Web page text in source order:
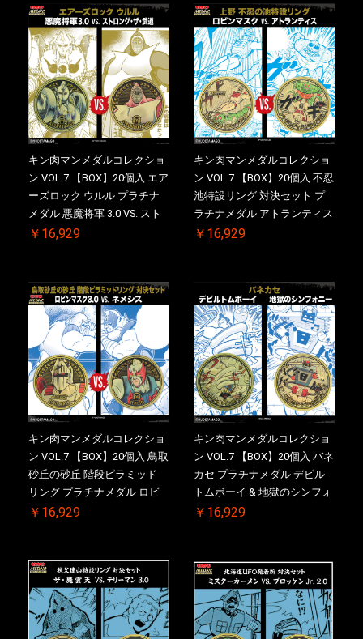
【二次受注分】2026/10/30 一
斉出荷予定
【二次受注分】2026/10/30 一
斉出荷予定
キン肉マンメダルコレクショ
ン VOL.7 【BOX】20個入 エア
ーズロック ウルル プラチナ
メダル 悪魔将軍 3.0 VS. スト
ロング・ザ・武道【初回購入
2026/10/30 一斉出荷予定
￥16,929
キン肉マンメダルコレクショ
ン VOL.7 【BOX】20個入 不忍
池特設リング 対決セット プ
ラチナメダル アトランティス
ドライバー VS.ネックカット
メダル(非売品)付
￥16,929
キン肉マンメダルコレクショ
ン VOL.7 【BOX】20個入 鳥取
砂丘の砂丘 階段ピラミッド
リング プラチナメダル ロビ
ンマスク VS.ネメシス 【初回
2026/10/30 一斉出荷予定
￥16,929
キン肉マンメダルコレクショ
ン VOL.7 【BOX】20個入 バネ
カセ プラチナメダル デビル
トムボーイ & 地獄のシンフォ
ニー ケース付き【初回購入特
一斉出荷予定
￥16,929